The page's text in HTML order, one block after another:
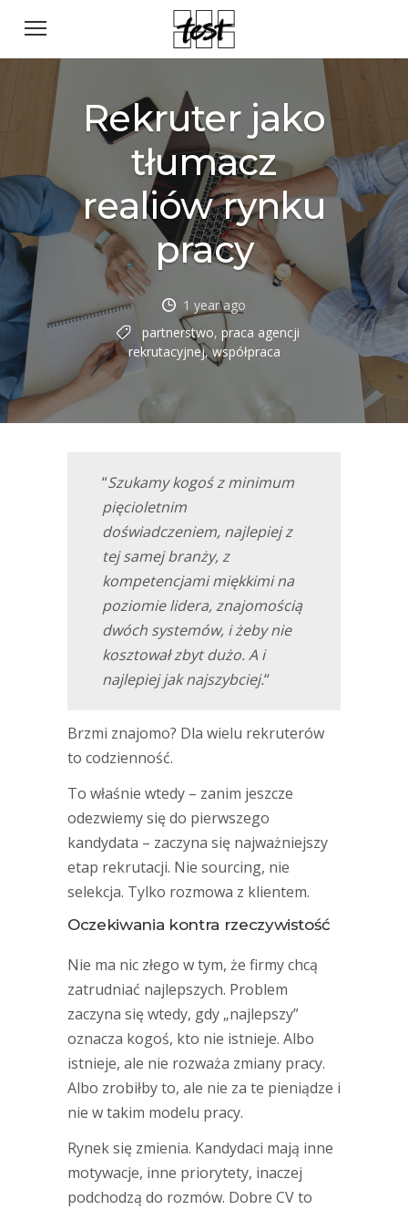
Rekruter jako
tłumacz
realiów rynku
pracy
1 year ago
partnerstwo, praca agencji
rekrutacyjnej,współpraca
“Szukamy kogoś z minimum
pięcioletnim
doświadczeniem, najlepiej z
tej samej branży, z
kompetencjami miękkimi na
poziomie lidera, znajomością
dwóch systemów, i żeby nie
kosztował zbyt dużo. A i
najlepiej jak najszybciej.“
Brzmi znajomo? Dla wielu rekruterów
to codzienność.
To właśnie wtedy – zanim jeszcze
odezwiemy się do pierwszego
kandydata – zaczyna się najważniejszy
etap rekrutacji. Nie sourcing, nie
selekcja. Tylko rozmowa z klientem.
Oczekiwania kontra rzeczywistość
Nie ma nic złego w tym, że firmy chcą
zatrudniać najlepszych. Problem
zaczyna się wtedy, gdy „najlepszy”
oznacza kogoś, kto nie istnieje. Albo
istnieje, ale nie rozważa zmiany pracy.
Albo zrobiłby to, ale nie za te pieniądze i
nie w takim modelu pracy.
Rynek się zmienia. Kandydaci mają inne
motywacje, inne priorytety, inaczej
podchodzą do rozmów. Dobre CV to